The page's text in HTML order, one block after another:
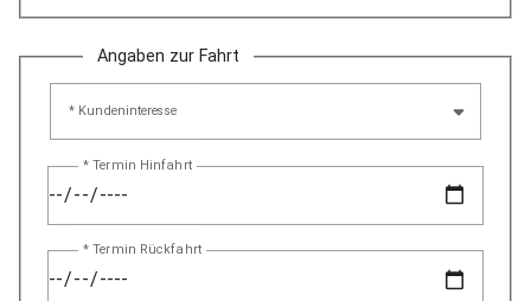
Angaben zur Fahrt
* Kundeninteresse
* Termin Hinfahrt
* Termin Rückfahrt